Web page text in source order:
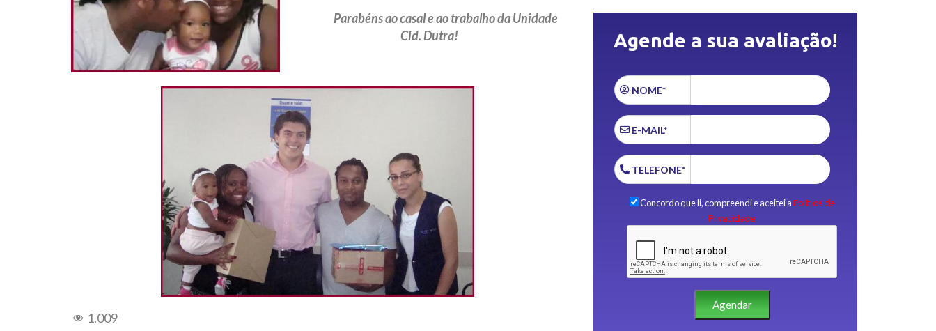
Parabéns ao casal e ao trabalho da Unidade
Cid. Dutra!
1.009
Agende a sua avaliação!
NOME*
E-MAIL*
TELEFONE*
Concordo que li, compreendi e aceitei aPolítica de
Privacidade.
Agendar